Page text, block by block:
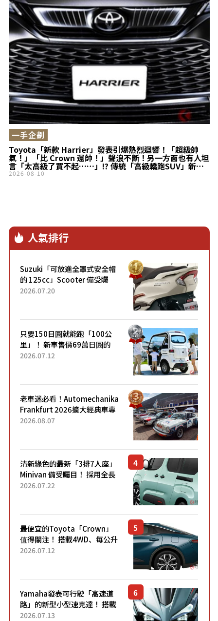
Toyota「新款 Harrier」發表引爆熱烈迴響！「超級帥
氣！」「比 Crown 還帥！」聲浪不斷！另一方面也有人坦
言「太高級了買不起……」!? 傳統「高級轎跑SUV」新款
進化為「HEV專用車」！
一手企劃
2026-08-10
人氣排行
Suzuki「可放進全罩式安全帽
的 125cc」Scooter 備受矚
目！採用全新流線設計與各項
2026.07.20
只要150日圓就能跑「100公
里」！ 新車售價69萬日圓的
「3人座」Trike大受歡迎！ 順
2026.07.12
老車迷必看！Automechanika
Frankfurt 2026擴大經典車專
區 1954年珍稀古董車現場修復
2026.08.07
清新綠色的最新「3排7人座」
Minivan 備受矚目！ 採用全長
4.7公尺剛剛好的車身尺寸與
2026.07.22
最便宜的Toyota「Crown」
值得關注！ 搭載4WD、每公升
22.4公里低油耗表現超亮眼！
2026.07.12
Yamaha發表可行駛「高速道
路」的新型小型速克達！ 搭載
能享受超強勁「渦輪感」的動
2026.07.13